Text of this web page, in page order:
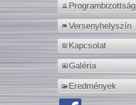
Programbizottság
Versenyhelyszín
Kapcsolat
Galéria
Eredmények